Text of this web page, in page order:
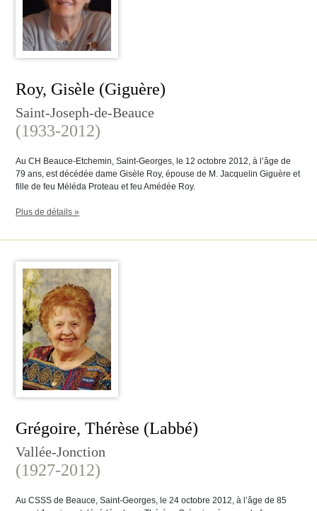
Roy, Gisèle (Giguère)
Saint-Joseph-de-Beauce
(1933-2012)
Au CH Beauce-Etchemin, Saint-Georges, le 12 octobre 2012, à l’âge de
79 ans, est décédée dame Gisèle Roy, épouse de M. Jacquelin Giguère et
fille de feu Méléda Proteau et feu Amédée Roy.
Plus de détails »
Grégoire, Thérèse (Labbé)
Vallée-Jonction
(1927-2012)
Au CSSS de Beauce, Saint-Georges, le 24 octobre 2012, à l’âge de 85